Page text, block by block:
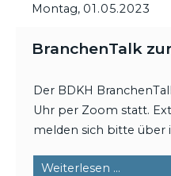
Montag, 01.05.2023
BranchenTalk
Der BDKH
Uhr per Zoom statt.
melden sich bitte über
Weiterlesen …